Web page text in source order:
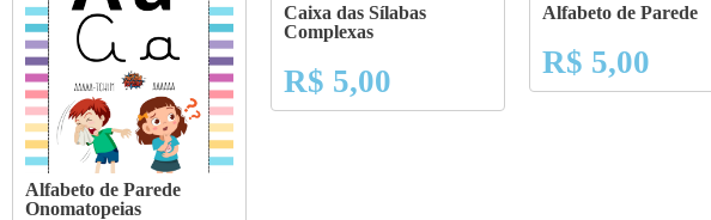
Alfabeto de Parede
Onomatopeias
Caixa das Sílabas
Complexas
R$ 5,00
Alfabeto de Parede
R$ 5,00